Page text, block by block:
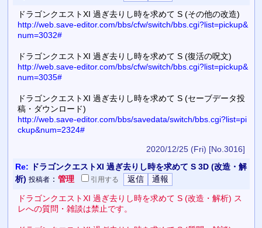
ドラゴンクエストXI 過ぎ去りし時を求めて S (その他の改造)
http://web.save-editor.com/bbs/cfw/switch/bbs.cgi?list=pickup&
num=3032#
ドラゴンクエストXI 過ぎ去りし時を求めて S (復活の呪文)
http://web.save-editor.com/bbs/cfw/switch/bbs.cgi?list=pickup&
num=3035#
ドラゴンクエストXI 過ぎ去りし時を求めて S (セーブデータ投
稿・ダウンロード)
http://web.save-editor.com/bbs/savedata/switch/bbs.cgi?list=pi
ckup&num=2324#
2020/12/25 (Fri) [No.3016]
Re: ドラゴンクエストXI 過ぎ去りし時を求めて S 3D (改造・解
析) 投稿者： 管理 引用する
ドラゴンクエストXI 過ぎ去りし時を求めて S (改造・解析) ス
レへの質問・雑談は禁止です。